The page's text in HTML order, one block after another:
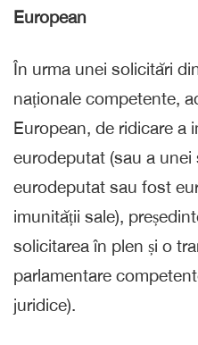
European
În urma unei solicitări
naționale competente,
European, de ridicare a
eurodeputat (sau a
eurodeputat sau fost
imunității sale),
solicitarea în plen și o
parlamentare
juridice).